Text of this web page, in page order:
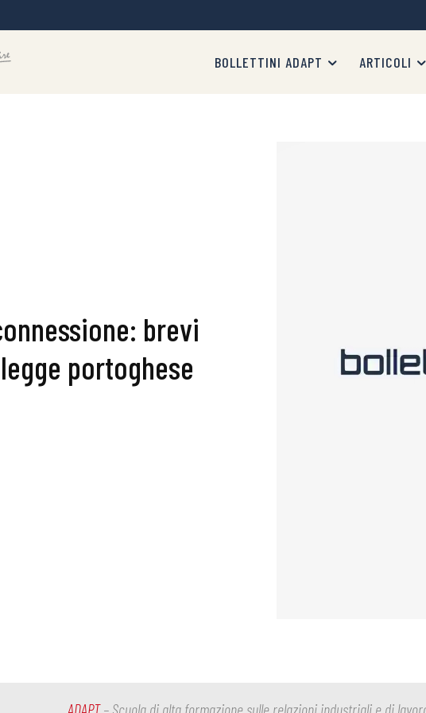
BOLLETTINI ADAPT ARTICOLI
brevi
portoghese
ADAPT– Scuola di alta formazione sulle relazioni industriali e di